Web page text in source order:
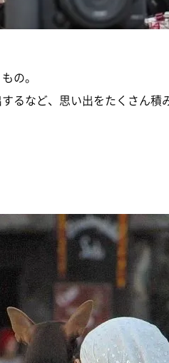
の。
るなど、思い出をたくさん積